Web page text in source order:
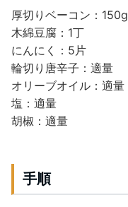
厚切りベーコン：150g
木綿豆腐：1丁
にんにく：5片
輪切り唐辛子：適量
オリーブオイル：適量
塩：適量
胡椒：適量
手順